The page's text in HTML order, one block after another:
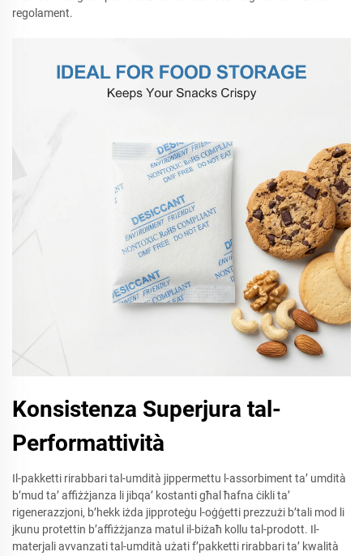
regolament.
Konsistenza Superjura tal-
Performattività
Il-pakketti rirabbari tal-umdità jippermettu l-assorbiment ta’ umdità
b’mud ta’ affiżżjanza li jibqa’ kostanti għal ħafna ċikli ta’
rigenerazzjoni, b’hekk iżda jipproteġu l-oġġetti prezzużi b’tali mod li
jkunu protettin b’affiżżjanza matul il-biżaħ kollu tal-prodott. Il-
materjali avvanzati tal-umdità użati f’pakketti rirabbari ta’ kwalità